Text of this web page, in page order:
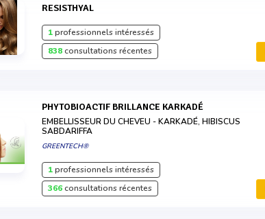
RESISTHYAL
1professionnels intéressés
838consultations récentes
PHYTOBIOACTIF BRILLANCE KARKADÉ
EMBELLISSEUR DU CHEVEU - KARKADÉ, HIBISCUS
SABDARIFFA
GREENTECH®
1professionnels intéressés
366consultations récentes